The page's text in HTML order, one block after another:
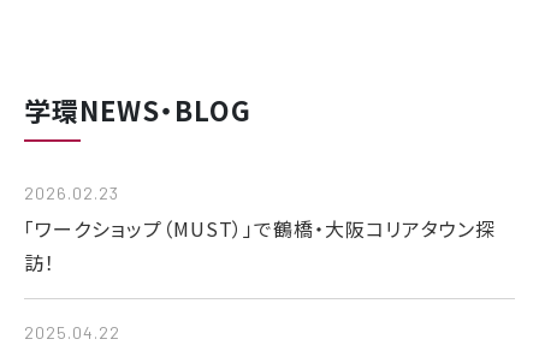
学環NEWS・BLOG
2026.02.23
「ワークショップ（MUST）」で鶴橋・大阪コリアタウン探
訪！
2025.04.22